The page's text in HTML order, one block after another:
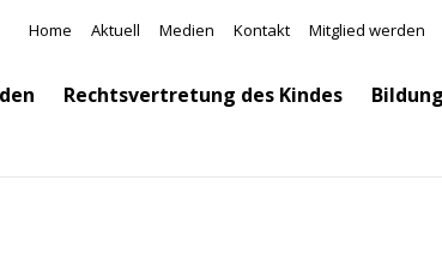
Meta Navigation
Home Aktuell Medien Kontakt Mitglied werden
Rechtsvertretung des Kindes